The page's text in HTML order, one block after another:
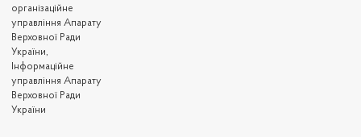
організаційне
управління Апарату
Верховної Ради
України,
Інформаційне
управління Апарату
Верховної Ради
України